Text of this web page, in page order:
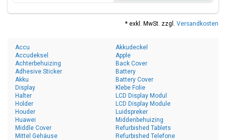
* exkl. MwSt. zzgl. Versandkosten
Accu
Accudeksel
Achterbehuizing
Adhesive Sticker
Akku
Akkudeckel
Apple
Back Cover
Battery
Battery Cover
Display
Halter
Holder
Houder
Huawei
Klebe Folie
LCD Display Modul
LCD Display Module
Luidspreker
Middenbehuizing
Middle Cover
Mittel Gehäuse
Refurbished Tablets
Refurbished Telefone